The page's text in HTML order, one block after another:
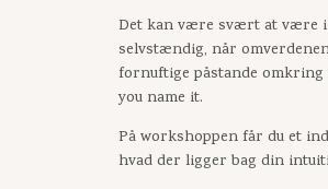
Det kan være svært at være
selvstændig, når
fornuftige påstande
you name it.
På workshoppen får du et
hvad der ligger bag din